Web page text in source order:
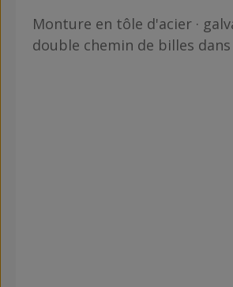
Monture en tôle d'acier ·
double chemin de billes